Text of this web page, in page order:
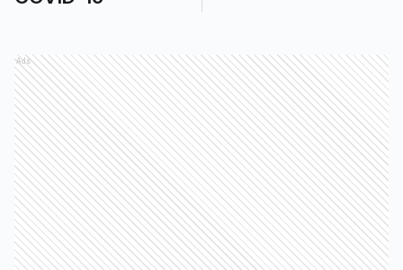
Ads